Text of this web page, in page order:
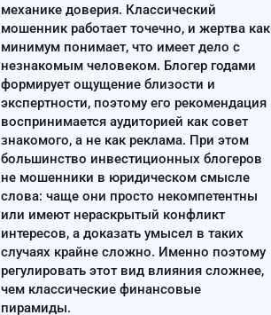
механике доверия. Классический
мошенник работает точечно, и жертва как
минимум понимает, что имеет дело с
незнакомым человеком. Блогер годами
формирует ощущение близости и
экспертности, поэтому его рекомендация
воспринимается аудиторией как совет
знакомого, а не как реклама. При этом
большинство инвестиционных блогеров
не мошенники в юридическом смысле
слова: чаще они просто некомпетентны
или имеют нераскрытый конфликт
интересов, а доказать умысел в таких
случаях крайне сложно. Именно поэтому
регулировать этот вид влияния сложнее,
чем классические финансовые
пирамиды.